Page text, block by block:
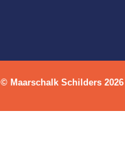
© Maarschalk Schilders